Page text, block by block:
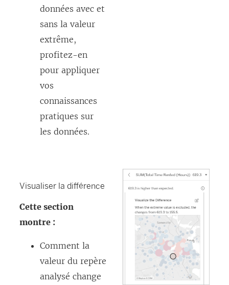
données avec et
sans la valeur
extrême,
profitez-en
pour appliquer
vos
connaissances
pratiques sur
les données.
Visualiser la différence
Cette section
montre :
Comment la
valeur du repère
analysé change